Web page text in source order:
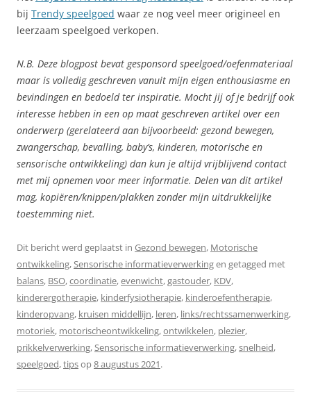
bij Trendy speelgoed waar ze nog veel meer origineel en
leerzaam speelgoed verkopen.
N.B. Deze blogpost bevat gesponsord speelgoed/oefenmateriaal
maar is volledig geschreven vanuit mijn eigen enthousiasme en
bevindingen en bedoeld ter inspiratie. Mocht jij of je bedrijf ook
interesse hebben in een op maat geschreven artikel over een
onderwerp (gerelateerd aan bijvoorbeeld: gezond bewegen,
zwangerschap, bevalling, baby’s, kinderen, motorische en
sensorische ontwikkeling) dan kun je altijd vrijblijvend contact
met mij opnemen voor meer informatie. Delen van dit artikel
mag, kopiëren/knippen/plakken zonder mijn uitdrukkelijke
toestemming niet.
Dit bericht werd geplaatst in Gezond bewegen, Motorische
ontwikkeling,Sensorische informatieverwerkingen getagged met
balans, BSO,coordinatie,evenwicht,gastouder, KDV,
kinderergotherapie, kinderfysiotherapie, kinderoefentherapie,
kinderopvang, kruisen middellijn, leren, links/rechtssamenwerking,
motoriek, motorischeontwikkeling,ontwikkelen, plezier,
prikkelverwerking,Sensorische informatieverwerking,snelheid,
speelgoed,tipsop8 augustus 2021.